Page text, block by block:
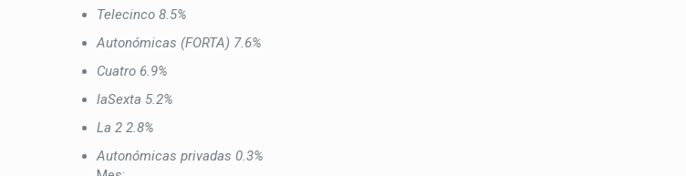
Telecinco 8.5%
Autonómicas (FORTA) 7.6%
Cuatro 6.9%
laSexta 5.2%
La 2 2.8%
Autonómicas privadas 0.3%